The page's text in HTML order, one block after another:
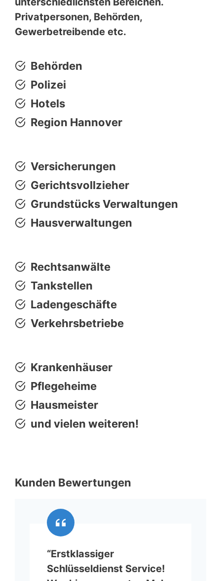
Privatpersonen, Behörden,
Gewerbetreibende etc.
Behörden
Polizei
Hotels
Region Hannover
Versicherungen
Gerichtsvollzieher
Grundstücks Verwaltungen
Hausverwaltungen
Rechtsanwälte
Tankstellen
Ladengeschäfte
Verkehrsbetriebe
Krankenhäuser
Pflegeheime
Hausmeister
und vielen weiteren!
Kunden Bewertungen
“Erstklassiger
Schlüsseldienst Service!